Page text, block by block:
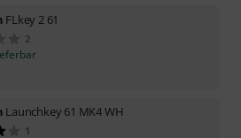
FLkey 2 61
2
Launchkey 61 MK4 WH
1